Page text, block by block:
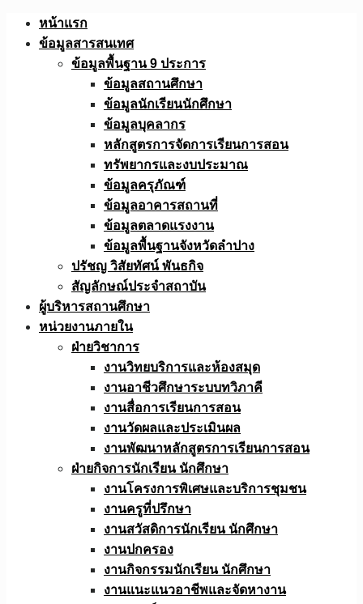
Skip
หน้าแรก
ข้อมูลสารสนเทศ
ข้อมูลพื้นฐาน 9 ประการ
ข้อมูลสถานศึกษา
ข้อมูลนักเรียนนักศึกษา
ข้อมูลบุคลากร
หลักสูตรการจัดการเรียนการสอน
ทรัพยากรและงบประมาณ
ข้อมูลครุภัณฑ์
ข้อมูลอาคารสถานที่
ข้อมูลตลาดแรงงาน
ข้อมูลพื้นฐานจังหวัดลำปาง
ปรัชญ วิสัยทัศน์ พันธกิจ
สัญลักษณ์ประจำสถาบัน
ผู้บริหารสถานศึกษา
หน่วยงานภายใน
ฝ่ายวิชาการ
งานวิทยบริการและห้องสมุด
งานอาชีวศึกษาระบบทวิภาคี
งานสื่อการเรียนการสอน
งานวัดผลและประเมินผล
งานพัฒนาหลักสูตรการเรียนการสอน
ฝ่ายกิจการนักเรียน นักศึกษา
งานโครงการพิเศษและบริการชุมชน
งานครูที่ปรึกษา
งานสวัสดิการนักเรียน นักศึกษา
งานปกครอง
งานกิจกรรมนักเรียน นักศึกษา
งานแนะแนวอาชีพและจัดหางาน